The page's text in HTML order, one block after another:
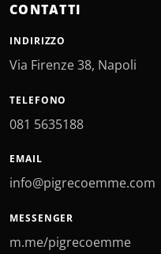
CONTATTI
INDIRIZZO
Via Firenze 38, Napoli
TELEFONO
081 5635188
EMAIL
info@pigrecoemme.com
MESSENGER
m.me/pigrecoemme